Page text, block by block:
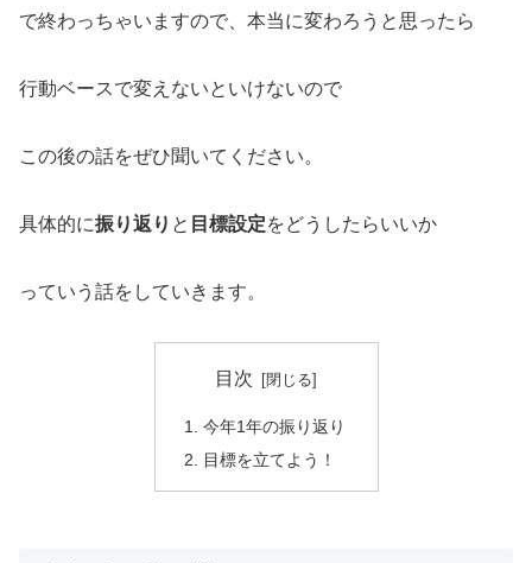
で終わっちゃいますので、本当に変わろうと思ったら
行動ベースで変えないといけないので
この後の話をぜひ聞いてください。
具体的に振り返り と 目標設定をどうしたらいいか
っていう話をしていきます。
目次
今年1年の振り返り
目標を立てよう！